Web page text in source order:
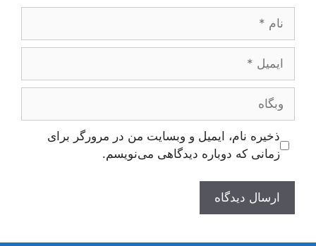
ایمیل
وبگاه
ذخیره نام، ایمیل و وبسایت من در مرورگر برای
زمانی که دوباره دیدگاهی می‌نویسم.